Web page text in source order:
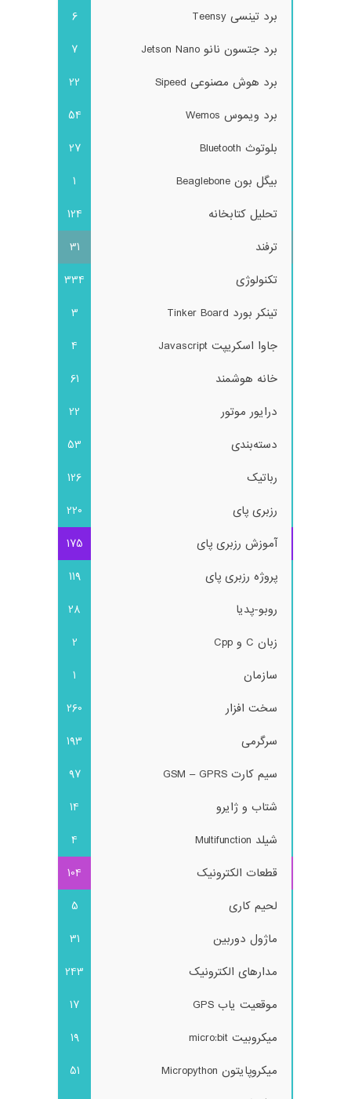
برد تینسی Teensy
6
برد جتسون نانو Jetson Nano
7
برد هوش مصنوعی Sipeed
22
برد ویموس Wemos
54
بلوتوث Bluetooth
27
بیگل بون Beaglebone
1
تحلیل کتابخانه
124
ترفند
31
تکنولوژی
334
تینکر بورد Tinker Board
3
جاوا اسکریپت Javascript
4
خانه هوشمند
61
درایور موتور
22
دسته‌بندی
53
رباتیک
126
رزبری پای
220
آموزش رزبری پای
175
پروژه رزبری پای
119
روبو-پدیا
28
زبان C و Cpp
2
سازمان
1
سخت افزار
260
سرگرمی
193
سیم کارت GSM – GPRS
97
شتاب و ژایرو
14
شیلد Multifunction
4
قطعات الکترونیک
104
لحیم کاری
5
ماژول دوربین
31
مدارهای الکترونیک
243
موقعیت یاب GPS
17
میکروبیت micro:bit
19
میکروپایتون Micropython
51